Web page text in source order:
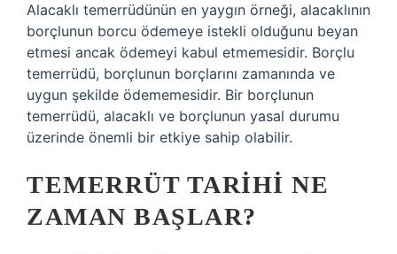
Alacaklı temerrüdünün en yaygın örneği, alacaklının
borçlunun borcu ödemeye istekli olduğunu beyan
etmesi ancak ödemeyi kabul etmemesidir. Borçlu
temerrüdü, borçlunun borçlarını zamanında ve
uygun şekilde ödememesidir. Bir borçlunun
temerrüdü, alacaklı ve borçlunun yasal durumu
üzerinde önemli bir etkiye sahip olabilir.
TEMERRÜT TARIHI NE
ZAMAN BAŞLAR?